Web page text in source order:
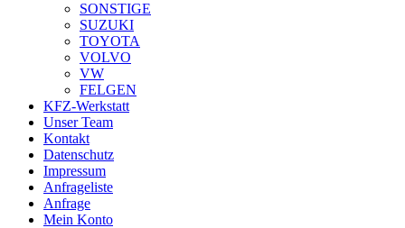
SONSTIGE
SUZUKI
TOYOTA
VOLVO
VW
FELGEN
KFZ-Werkstatt
Unser Team
Kontakt
Datenschutz
Impressum
Anfrageliste
Anfrage
Mein Konto